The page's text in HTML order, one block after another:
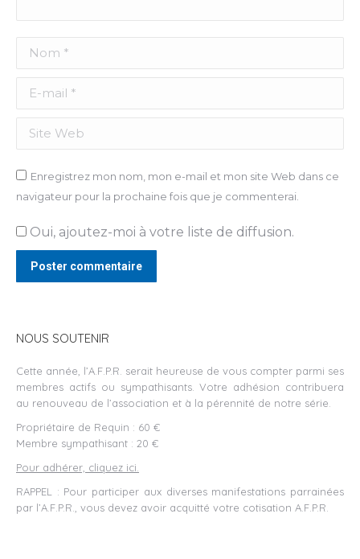
Nom *
E-mail *
Site Web
Enregistrez mon nom, mon e-mail et mon site Web dans ce
navigateur pour la prochaine fois que je commenterai.
Oui, ajoutez-moi à votre liste de diffusion.
Poster commentaire
NOUS SOUTENIR
Cette année, l’A.F.P.R. serait heureuse de vous compter parmi ses
membres actifs ou sympathisants. Votre adhésion contribuera
au renouveau de l’association et à la pérennité de notre série.
Propriétaire de Requin : 60 €
Membre sympathisant : 20 €
Pour adhérer, cliquez ici.
RAPPEL : Pour participer aux diverses manifestations parrainées
par l’A.F.P.R., vous devez avoir acquitté votre cotisation A.F.P.R.